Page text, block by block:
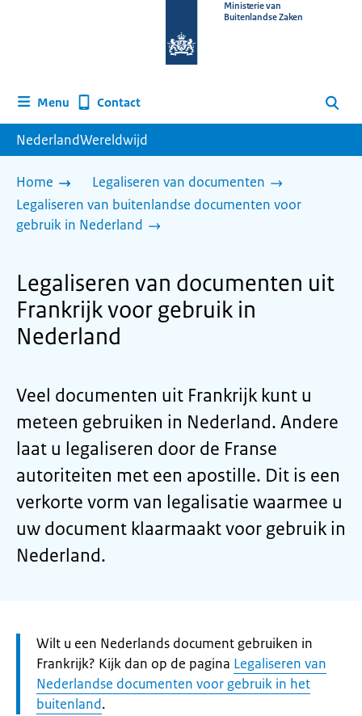
homepage
Ministerie van
Buitenlandse Zaken
Menu Contact Zoeken
NederlandWereldwijd
Home
Legaliseren van documenten
Legaliseren van buitenlandse documenten voor
gebruik in Nederland
Legaliseren van documenten uit
Frankrijk voor gebruik in
Nederland
Veel documenten uit Frankrijk kunt u
meteen gebruiken in Nederland. Andere
laat u legaliseren door de Franse
autoriteiten met een apostille. Dit is een
verkorte vorm van legalisatie waarmee u
uw document klaarmaakt voor gebruik in
Nederland.
Let
op:
Wilt u een Nederlands document gebruiken in
Frankrijk? Kijk dan op de pagina Legaliseren van
Nederlandse documenten voor gebruik in het
buitenland.